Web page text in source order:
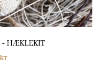
- HÆKLEKIT